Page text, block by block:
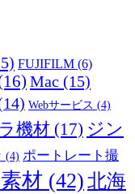
FUJIFILM (6)
Mac (15)
Webサービス (4)
機材 (17) ジン
(4) ポートレート撮
材 (42)北海